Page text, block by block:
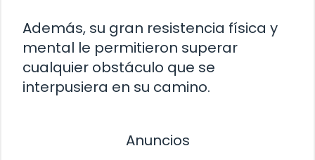
Además, su gran resistencia física y
mental le permitieron superar
cualquier obstáculo que se
interpusiera en su camino.
Anuncios